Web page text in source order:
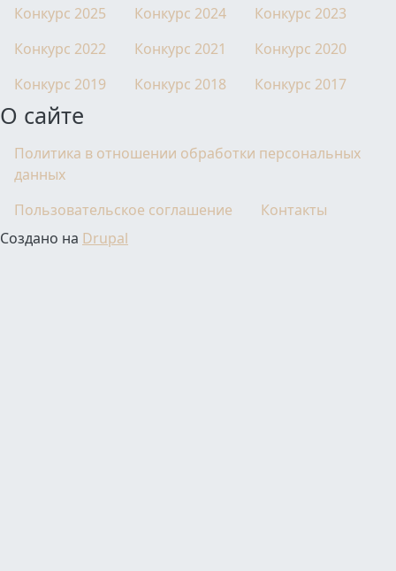
Конкурс 2025 Конкурс 2024
Конкурс 2023
Конкурс 2022
Конкурс 2021
Конкурс 2020
Конкурс 2019
Конкурс 2018 Конкурс 2017
О сайте
Политика в отношении обработки персональных
данных
Пользовательское соглашение
Контакты
Создано на Drupal